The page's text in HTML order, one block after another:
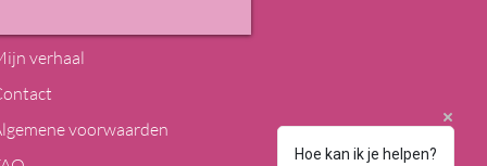
verhaal
voorwaarden
Hoe kan ik je helpen?